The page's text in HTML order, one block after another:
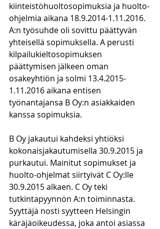
kiinteistöhuoltosopimuksia ja huolto-
ohjelmia aikana 18.9.2014-1.11.2016.
A:n työsuhde oli sovittu päättyvän
yhteisellä sopimuksella. A perusti
kilpailukieltosopimuksen
päättymisen jälkeen oman
osakeyhtiön ja solmi 13.4.2015-
1.11.2016 aikana entisen
työnantajansa B Oy:n asiakkaiden
kanssa sopimuksia.
B Oy jakautui kahdeksi yhtiöksi
kokonaisjakautumisella 30.9.2015 ja
purkautui. Mainitut sopimukset ja
huolto-ohjelmat siirtyivät C Oy:lle
30.9.2015 alkaen. C Oy teki
tutkintapyynnön A:n toiminnasta.
Syyttäjä nosti syytteen Helsingin
käräjäoikeudessa, joka antoi asiassa